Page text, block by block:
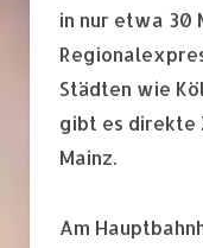
in nur etwa 30
Städten wie
gibt es direkte
Mainz.
Am